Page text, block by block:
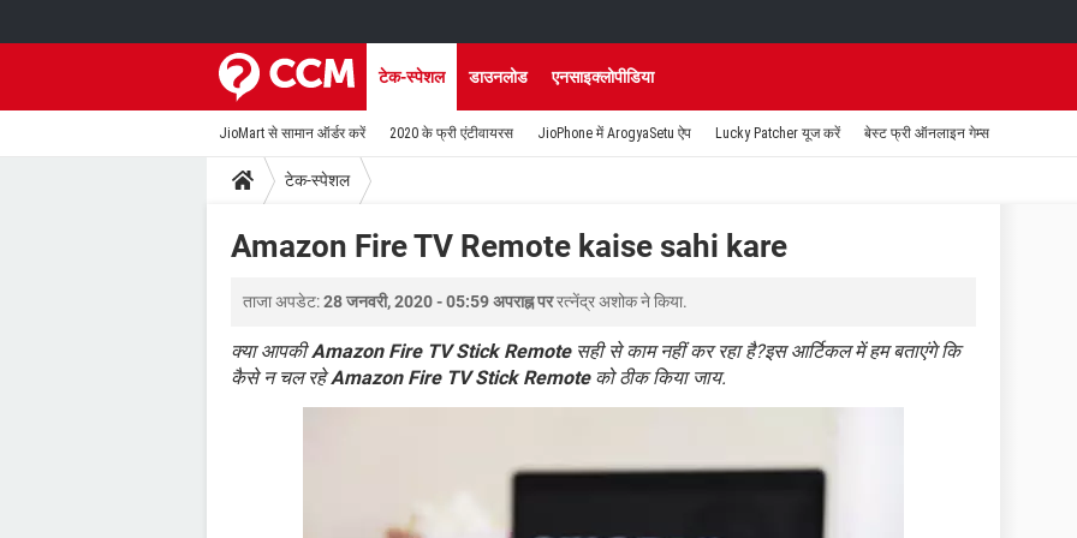
टेक-स्पेशल डाउनलोड एनसाइक्लोपीडिया
JioMart से सामान ऑर्डर करें 2020 के फ्री एंटीवायरस JioPhone में ArogyaSetu ऐप Lucky Patcher यूज करें बेस्ट फ्री ऑनलाइन गेम्स
टेक-स्पेशल
Amazon Fire TV Remote kaise sahi kare
ताजा अपडेट:28 जनवरी, 2020 - 05:59 अपराह्न पररत्नेंद्र अशोकने किया.
क्या आपकीAmazon Fire TV Stick Remoteसही से काम नहीं कर रहा है?इस आर्टिकल में हम बताएंगे कि
कैसे न चल रहेAmazon Fire TV Stick Remoteको ठीक किया जाय.